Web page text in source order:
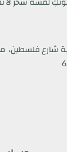
شارع فلسطين،